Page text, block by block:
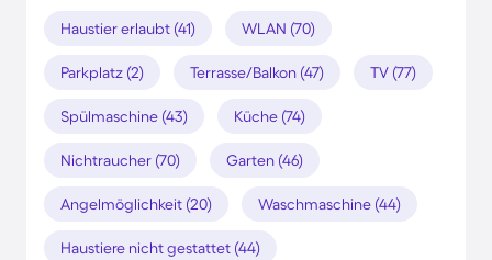
Haustier erlaubt (41) WLAN (70)
Parkplatz (2) Terrasse/Balkon (47) TV (77)
Spülmaschine (43) Küche (74)
Nichtraucher (70) Garten (46)
Angelmöglichkeit (20) Waschmaschine (44)
Haustiere nicht gestattet (44)